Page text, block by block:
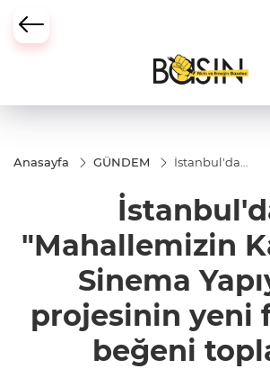
Anasayfa GÜNDEM
İstanbul'da
Sinema
Yapıyor"
projesinin
yeni filmleri
topladı
"Mahallemizin
Sinema
projesinin yeni
beğeni